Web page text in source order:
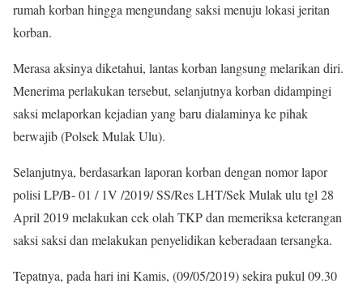
rumah korban hingga mengundang saksi menuju lokasi jeritan
korban.
Merasa aksinya diketahui, lantas korban langsung melarikan diri.
Menerima perlakukan tersebut, selanjutnya korban didampingi
saksi melaporkan kejadian yang baru dialaminya ke pihak
berwajib (Polsek Mulak Ulu).
Selanjutnya, berdasarkan laporan korban dengan nomor lapor
polisi LP/B- 01 / 1V /2019/ SS/Res LHT/Sek Mulak ulu tgl 28
April 2019 melakukan cek olah TKP dan memeriksa keterangan
saksi saksi dan melakukan penyelidikan keberadaan tersangka.
Tepatnya, pada hari ini Kamis, (09/05/2019) sekira pukul 09.30